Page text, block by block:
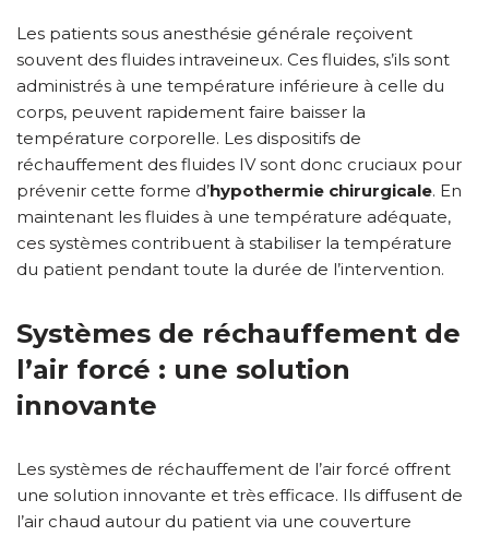
Les patients sous anesthésie générale reçoivent
souvent des fluides intraveineux. Ces fluides, s’ils sont
administrés à une température inférieure à celle du
corps, peuvent rapidement faire baisser la
température corporelle. Les dispositifs de
réchauffement des fluides IV sont donc cruciaux pour
prévenir cette forme d’hypothermie chirurgicale. En
maintenant les fluides à une température adéquate,
ces systèmes contribuent à stabiliser la température
du patient pendant toute la durée de l’intervention.
Systèmes de réchauffement de
l’air forcé : une solution
innovante
Les systèmes de réchauffement de l’air forcé offrent
une solution innovante et très efficace. Ils diffusent de
l’air chaud autour du patient via une couverture